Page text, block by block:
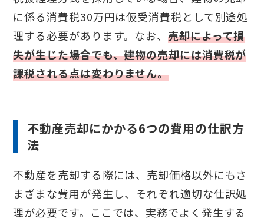
に係る消費税30万円は仮受消費税として別途処
理する必要があります。なお、売却によって損
失が生じた場合でも、建物の売却には消費税が
課税される点は変わりません。
不動産売却にかかる6つの費用の仕訳方
法
不動産を売却する際には、売却価格以外にもさ
まざまな費用が発生し、それぞれ適切な仕訳処
理が必要です。ここでは、実務でよく発生する